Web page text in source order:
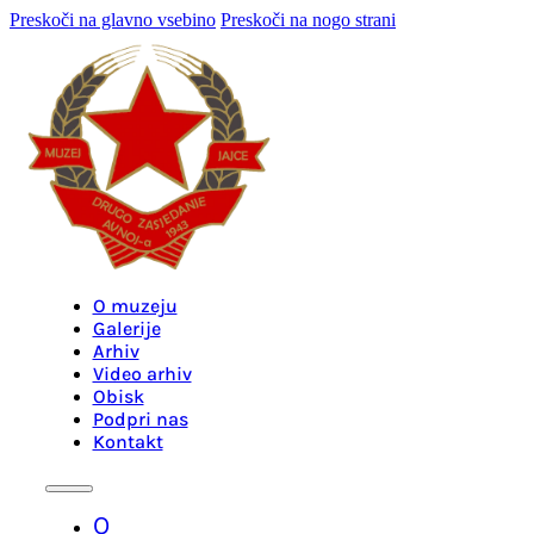
Preskoči na glavno vsebino Preskoči na nogo strani
O muzeju
Galerije
Arhiv
Video arhiv
Obisk
Podpri nas
Kontakt
O